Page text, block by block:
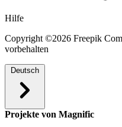
Hilfe
Copyright ©2026 Freepik
vorbehalten
Deutsch
Projekte von Magnific